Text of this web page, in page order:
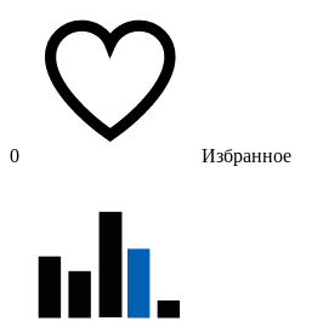
0 Избранное